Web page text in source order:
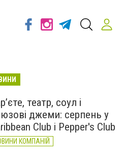
театр, соул і
джеми: серпень у
Club і Pepper's Club
КОМПАНІЙ